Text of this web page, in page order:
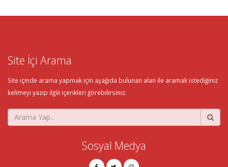
Site İçi Arama
Site içinde arama yapmak için aşağıda bulunan alan ile aramak istediğiniz
kelimeyi yazıp ilgili içerikleri görebilirsiniz.
Sosyal Medya